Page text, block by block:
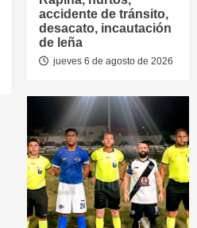
accidente de tránsito,
desacato, incautación
de leña
jueves 6 de agosto de 2026